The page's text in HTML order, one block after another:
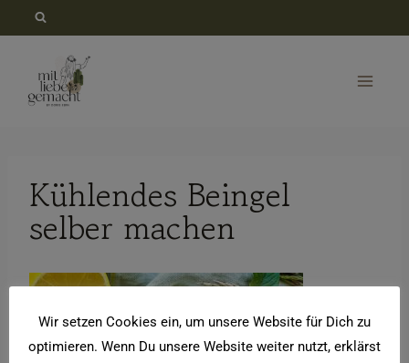
springen
Kühlendes Beingel
selber machen
Wir setzen Cookies ein, um unsere Website für Dich zu
optimieren. Wenn Du unsere Website weiter nutzt, erklärst